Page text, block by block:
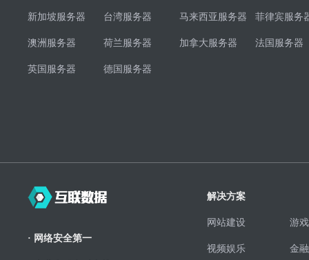
新加坡服务器 台湾服务器 马来西亚服务器 菲律宾服务
澳洲服务器 荷兰服务器 加拿大服务器 法国服务器
英国服务器 德国服务器
· 网络安全第一
解决方案
网站建设 游
视频娱乐 金